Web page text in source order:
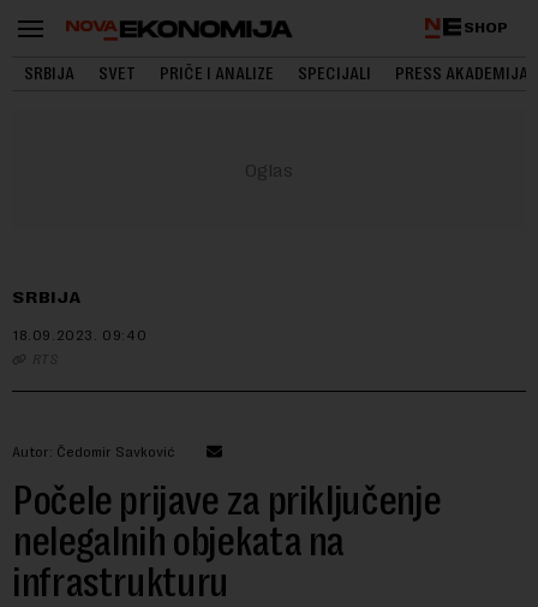
SHOP
SRBIJA SVET PRIČE I ANALIZE SPECIJALI PRESS AKADEMIJA
SRBIJA
18.09.2023. 09:40
RTS
Autor: Čedomir Savković
Počele prijave za priključenje
nelegalnih objekata na
infrastrukturu